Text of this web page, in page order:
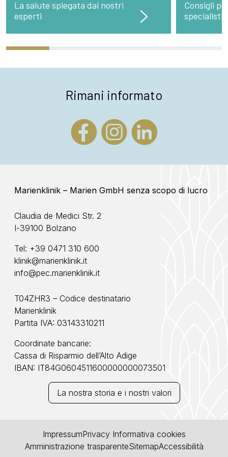
La salute spiegata dai nostri
esperti
Consigli
specialisti
Rimani informato
Marienklinik – Marien GmbH senza scopo di lucro
Claudia de Medici Str. 2
I-39100 Bolzano
Tel: +39 0471 310 600
klinik@marienklinik.it
info@pec.marienklinik.it
T04ZHR3 – Codice destinatario
Marienklinik
Partita IVA: 03143310211
Coordinate bancarie:
Cassa di Risparmio dell’Alto Adige
IBAN: IT84G0604511600000000073501
La nostra storia e i nostri valori
ImpressumPrivacyInformativa cookies
Amministrazione trasparenteSitemapAccessibilità